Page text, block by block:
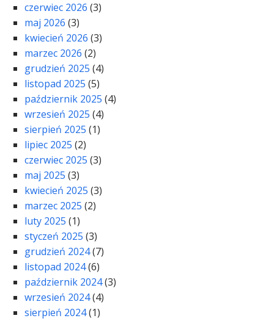
czerwiec 2026 (3)
maj 2026 (3)
kwiecień 2026 (3)
marzec 2026 (2)
grudzień 2025 (4)
listopad 2025 (5)
październik 2025 (4)
wrzesień 2025 (4)
sierpień 2025 (1)
lipiec 2025 (2)
czerwiec 2025 (3)
maj 2025 (3)
kwiecień 2025 (3)
marzec 2025 (2)
luty 2025 (1)
styczeń 2025 (3)
grudzień 2024(7)
listopad 2024(6)
październik 2024(3)
wrzesień 2024(4)
sierpień 2024(1)